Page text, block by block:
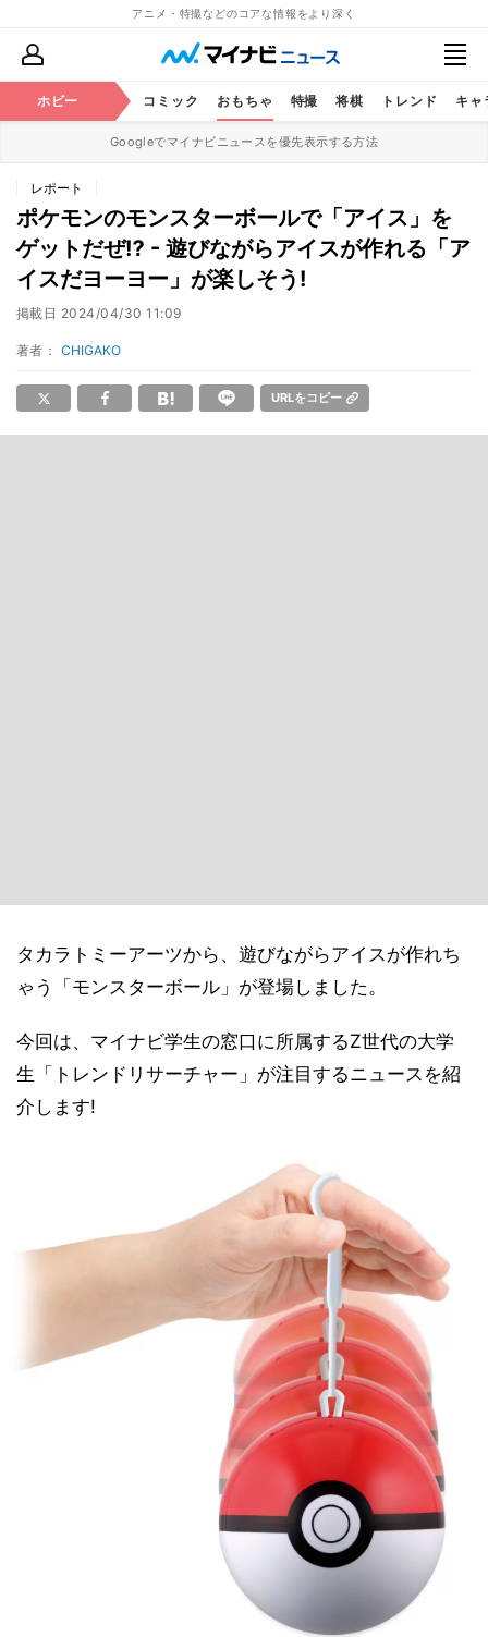
アニメ・特撮などのコアな情報をより深く
ホビー
アニメ コミック おもちゃ 特撮 将棋 トレンド キャ
Googleでマイナビニュースを優先表示する方法
レポート
ポケモンのモンスターボールで「アイス」を
ゲットだぜ⁉ - 遊びながらアイスが作れる「ア
イスだヨーヨー」が楽しそう!
掲載日 2024/04/30 11:09
著者： CHIGAKO
URLをコピー
タカラトミーアーツから、遊びながらアイスが作れち
ゃう「モンスターボール」が登場しました。
今回は、マイナビ学生の窓口に所属するZ世代の大学
生「トレンドリサーチャー」が注目するニュースを紹
介します!